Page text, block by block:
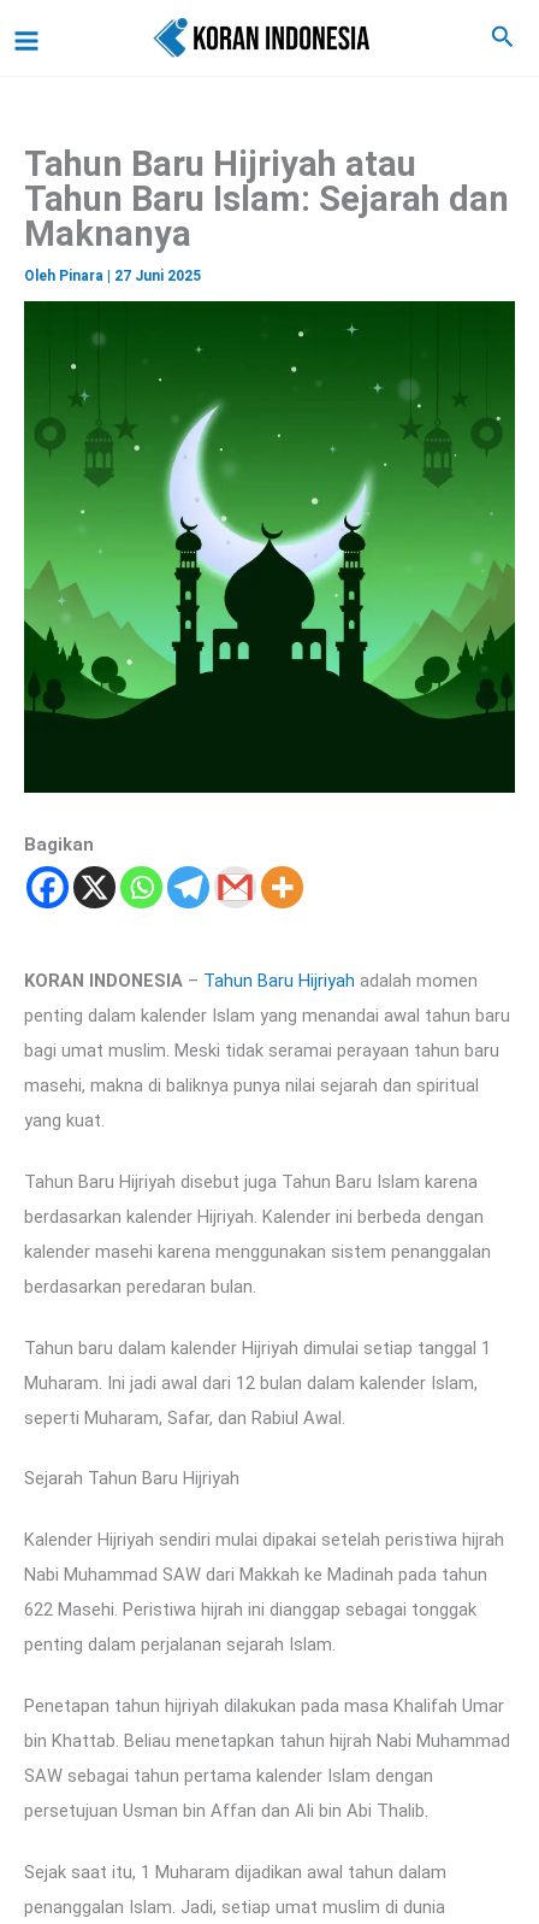
ke
Cari
Tahun Baru Hijriyah atau
Tahun Baru Islam: Sejarah dan
Maknanya
Oleh Pinara 27 Juni 2025
Bagikan
KORAN INDONESIA – Tahun Baru Hijriyah adalah momen
penting dalam kalender Islam yang menandai awal tahun baru
bagi umat muslim. Meski tidak seramai perayaan tahun baru
masehi, makna di baliknya punya nilai sejarah dan spiritual
yang kuat.
Tahun Baru Hijriyah disebut juga Tahun Baru Islam karena
berdasarkan kalender Hijriyah. Kalender ini berbeda dengan
kalender masehi karena menggunakan sistem penanggalan
berdasarkan peredaran bulan.
Tahun baru dalam kalender Hijriyah dimulai setiap tanggal 1
Muharam. Ini jadi awal dari 12 bulan dalam kalender Islam,
seperti Muharam, Safar, dan Rabiul Awal.
Sejarah Tahun Baru Hijriyah
Kalender Hijriyah sendiri mulai dipakai setelah peristiwa hijrah
Nabi Muhammad SAW dari Makkah ke Madinah pada tahun
622 Masehi. Peristiwa hijrah ini dianggap sebagai tonggak
penting dalam perjalanan sejarah Islam.
Penetapan tahun hijriyah dilakukan pada masa Khalifah Umar
bin Khattab. Beliau menetapkan tahun hijrah Nabi Muhammad
SAW sebagai tahun pertama kalender Islam dengan
persetujuan Usman bin Affan dan Ali bin Abi Thalib.
Sejak saat itu, 1 Muharam dijadikan awal tahun dalam
penanggalan Islam. Jadi, setiap umat muslim di dunia
a